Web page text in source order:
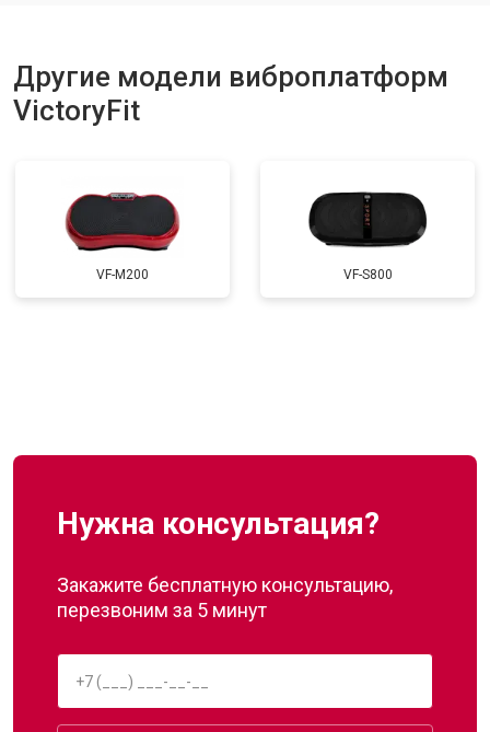
Другие модели виброплатформ
VictoryFit
VF-M200 VF-S800
Нужна консультация?
Закажите бесплатную консультацию,
перезвоним за 5 минут